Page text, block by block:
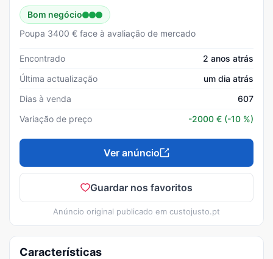
Bom negócio
Poupa 3400 € face à avaliação de mercado
Encontrado
2 anos atrás
Última actualização
um dia atrás
Dias à venda
607
Variação de preço
-2000 € (-10 %)
Ver anúncio
Guardar nos favoritos
Anúncio original publicado em custojusto.pt
Características